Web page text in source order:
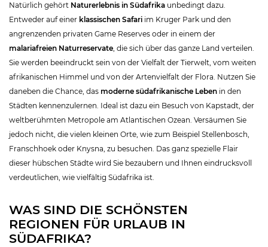
Natürlich gehört Naturerlebnis in Südafrika unbedingt dazu.
Entweder auf einer klassischen Safari im Kruger Park und den
angrenzenden privaten Game Reserves oder in einem der
malariafreien Naturreservate, die sich über das ganze Land verteilen.
Sie werden beeindruckt sein von der Vielfalt der Tierwelt, vom weiten
afrikanischen Himmel und von der Artenvielfalt der Flora. Nutzen Sie
daneben die Chance, das moderne südafrikanische Leben in den
Städten kennenzulernen. Ideal ist dazu ein Besuch von Kapstadt, der
weltberühmten Metropole am Atlantischen Ozean. Versäumen Sie
jedoch nicht, die vielen kleinen Orte, wie zum Beispiel Stellenbosch,
Franschhoek oder Knysna, zu besuchen. Das ganz spezielle Flair
dieser hübschen Städte wird Sie bezaubern und Ihnen eindrucksvoll
verdeutlichen, wie vielfältig Südafrika ist.
WAS SIND DIE SCHÖNSTEN
REGIONEN FÜR URLAUB IN
SÜDAFRIKA?